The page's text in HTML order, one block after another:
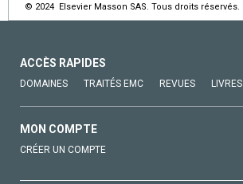
© 2024 Elsevier Masson SAS. Tous droits réservés.
ACCÈS RAPIDES
DOMAINES TRAITÉS EMC REVUES LIVRES
MON COMPTE
CRÉER UN COMPTE